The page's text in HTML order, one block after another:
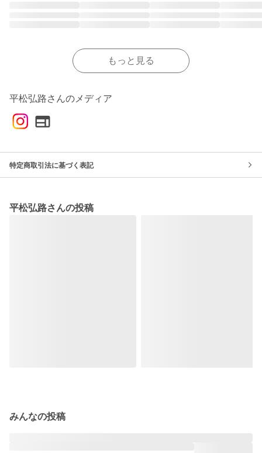
もっと見る
平松弘路さんのメディア
特定商取引法に基づく表記
平松弘路さんの投稿
みんなの投稿